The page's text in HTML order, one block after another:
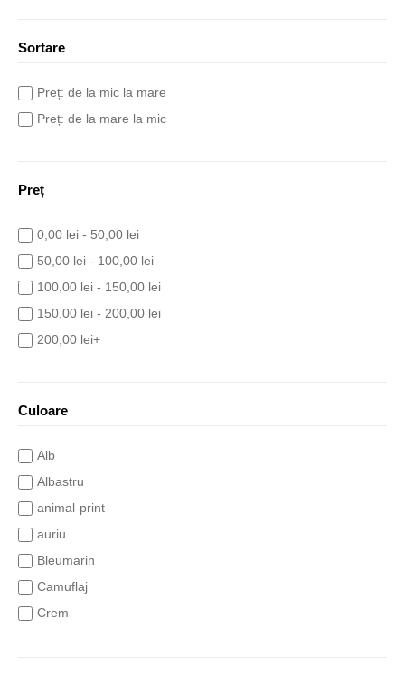
Sortare
Preț: de la mic la mare
Preț: de la mare la mic
Preț
0,00 lei - 50,00 lei
50,00 lei - 100,00 lei
100,00 lei - 150,00 lei
150,00 lei - 200,00 lei
200,00 lei+
Culoare
Alb
Albastru
animal-print
auriu
Bleumarin
Camuflaj
Crem